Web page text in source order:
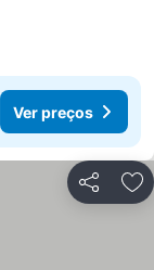
Ver preços
Partilhar